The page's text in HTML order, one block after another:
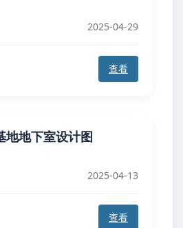
2025-04-29
查看
地地下室设计图
2025-04-13
查看